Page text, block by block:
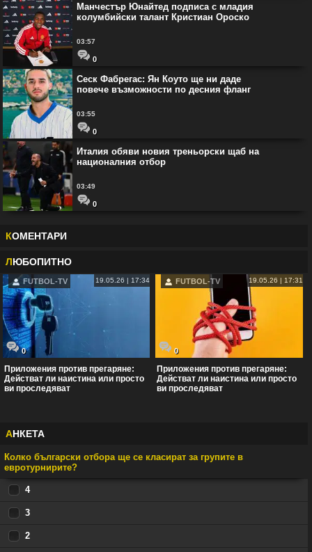
Манчестър Юнайтед подписа с младия
колумбийски талант Кристиан Ороско
03:57
0
Сеск Фабрегас: Ян Коуто ще ни даде
повече възможности по десния фланг
03:55
0
Италия обяви новия треньорски щаб на
националния отбор
03:49
0
КОМЕНТАРИ
ЛЮБОПИТНО
FUTBOL-TV 19.05.26 | 17:34
0
Приложения против прегаряне:
Действат ли наистина или просто
ви проследяват
FUTBOL-TV 19.05.26 | 17:31
0
Приложения против прегаряне:
Действат ли наистина или просто
ви проследяват
АНКЕТА
Колко български отбора ще се класират за групите в
евротурнирите?
4
3
2